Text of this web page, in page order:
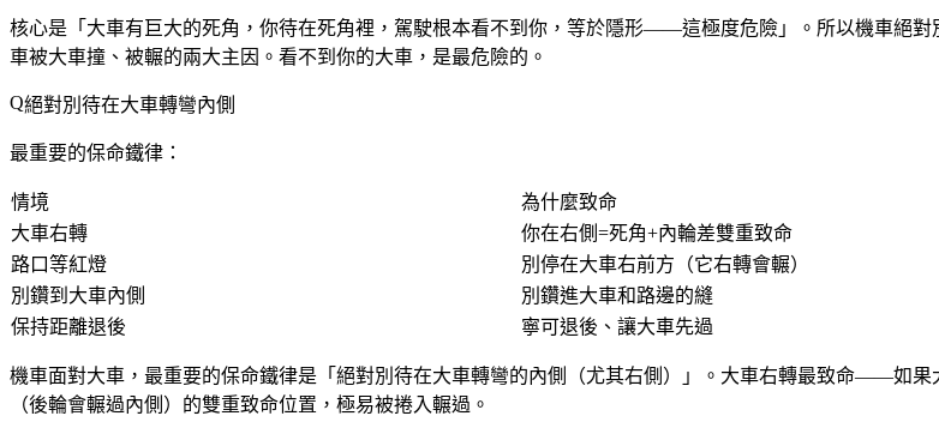
核心是「大車有巨大的死角，你待在死角裡，駕駛根本看不到你，等於隱形——這極度危險」。所以機車絕
車被大車撞、被輾的兩大主因。看不到你的大車，是最危險的。
絕對別待在大車轉彎內側
最重要的保命鐵律：
情境
為什麼致命
大車右轉
你在右側=死角+內輪差雙重致命
路口等紅燈
別停在大車右前方（它右轉會輾）
別鑽到大車內側
別鑽進大車和路邊的縫
保持距離退後
寧可退後、讓大車先過
機車面對大車，最重要的保命鐵律是「絕對別待在大車轉彎的內側（尤其右側）」。大車右轉最致命——如
（後輪會輾過內側）的雙重致命位置，極易被捲入輾過。